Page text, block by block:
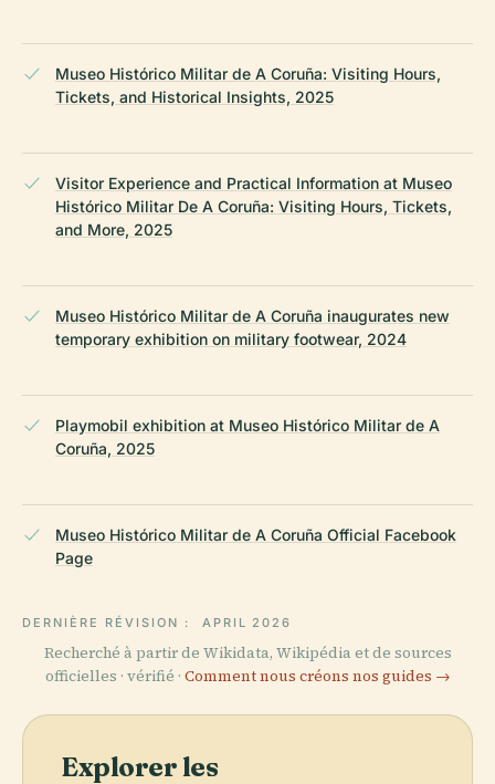
Museo Histórico Militar de A Coruña: Visiting Hours,
Tickets, and Historical Insights, 2025
Visitor Experience and Practical Information at Museo
Histórico Militar De A Coruña: Visiting Hours, Tickets,
and More, 2025
Museo Histórico Militar de A Coruña inaugurates new
temporary exhibition on military footwear, 2024
Playmobil exhibition at Museo Histórico Militar de A
Coruña, 2025
Museo Histórico Militar de A Coruña Official Facebook
Page
DERNIÈRE RÉVISION : APRIL 2026
Recherché à partir de Wikidata, Wikipédia et de sources
officielles · vérifié · Comment nous créons nos guides →
Explorer les